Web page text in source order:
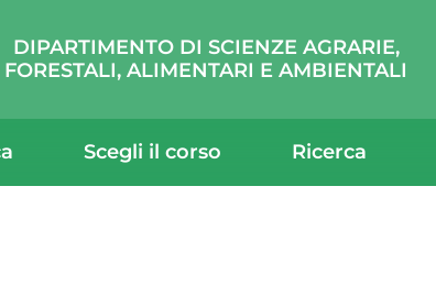
DIPARTIMENTO DI SCIENZE AGRARIE,
FORESTALI, ALIMENTARI E AMBIENTALI
Scegli il corso Ricerca